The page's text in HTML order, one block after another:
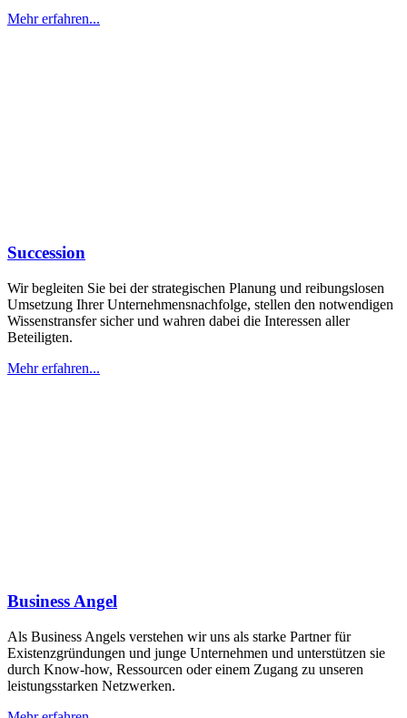
Mehr erfahren...
Succession
Wir begleiten Sie bei der strategischen Planung und reibungslosen
Umsetzung Ihrer Unternehmensnachfolge, stellen den notwendigen
Wissenstransfer sicher und wahren dabei die Interessen aller
Beteiligten.
Mehr erfahren...
Business Angel
Als Business Angels verstehen wir uns als starke Partner für
Existenzgründungen und junge Unternehmen und unterstützen sie
durch Know-how, Ressourcen oder einem Zugang zu unseren
leistungsstarken Netzwerken.